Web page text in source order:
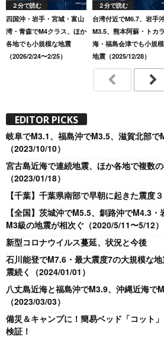
２分で読む
四国沖・岩手・宮城・富山
湾・青森でM4クラス、ほか
各地でも小規模な地震
（2026/2/24〜2/25）
２分で読む
台湾付近でM6.7、岩手
M3.5、熊本阿蘇・トカ
海・福島会津でも小規
地震（2025/12/28）
EDITOR PICKS
岐阜でM3.1、福島沖でM3.5、滋賀北部で
（2023/10/10）
宮古島近海で連続地震、ほか各地で複数
（2023/01/18）
【千葉】千葉県南部で早朝に起きた震度
【全国】茨城沖でM5.5、釧路沖でM4.3
M3級の地震が相次ぐ（2020/5/11〜5/12）
新型コロナウイルス蔓延、状況と今後
石川能登でM7.6・最大震度7の大規模な
震続く（2024/01/01）
八丈島近海と福島沖でM3.9、沖縄近海で
（2023/03/03）
備災＆キャンプに！簡易ベッド「コット
検証！